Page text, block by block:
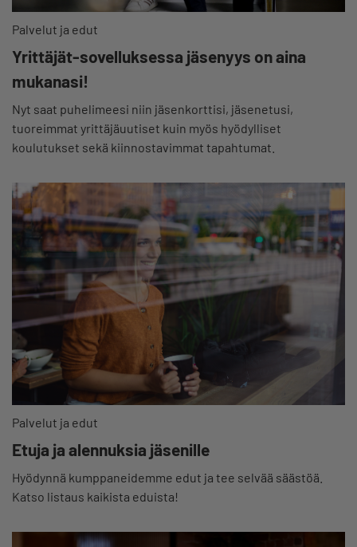
Palvelut ja edut
Yrittäjät-sovelluksessa jäsenyys on aina
mukanasi!
Nyt saat puhelimeesi niin jäsenkorttisi, jäsenetusi,
tuoreimmat yrittäjäuutiset kuin myös hyödylliset
koulutukset sekä kiinnostavimmat tapahtumat.
Palvelut ja edut
Etuja ja alennuksia jäsenille
Hyödynnä kumppaneidemme edut ja tee selvää säästöä.
Katso listaus kaikista eduista!